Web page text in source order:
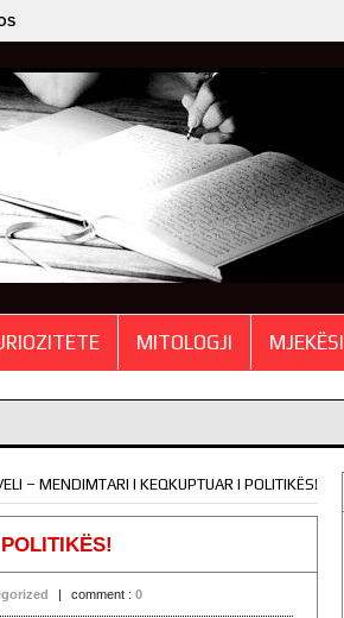
MITOLOGJI MJEKËSI
– MENDIMTARI I KEQKUPTUAR I POLITIKËS!
| comment : 0